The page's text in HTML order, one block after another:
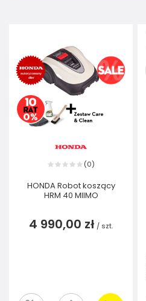
(0)
HONDA Robot koszący
HRM 40 MIIMO
4 990,00 zł / szt.